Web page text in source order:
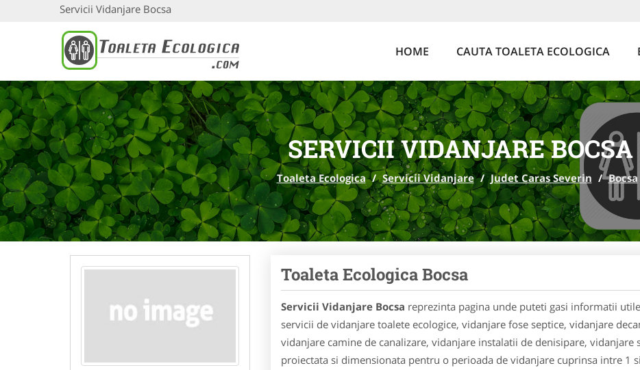
Servicii Vidanjare Bocsa
HOME CAUTA TOALETA ECOLOGICA
SERVICII VIDANJARE BOCSA
Toaleta Ecologica / Servicii Vidanjare / Judet Caras Severin / Bocsa
Toaleta Ecologica Bocsa
Servicii Vidanjare Bocsa reprezinta pagina unde puteti gasi informatii
servicii de vidanjare toalete ecologice, vidanjare fose septice, vidanjare
vidanjare camine de canalizare, vidanjare instalatii de denisipare, vidanjare
proiectata si dimensionata pentru o perioada de vidanjare cuprinsa intre 1